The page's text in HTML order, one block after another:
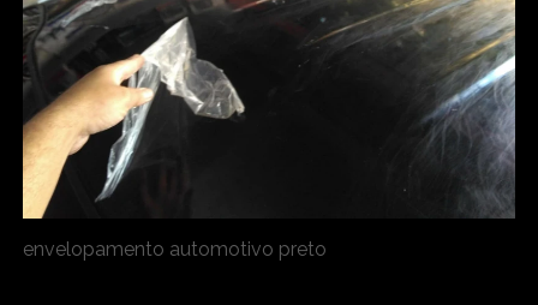
envelopamento automotivo preto